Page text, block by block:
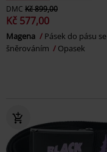
DMC Kč 899,00
Kč 577,00
Magena
Pásek do pásu se
šněrováním
Opasek